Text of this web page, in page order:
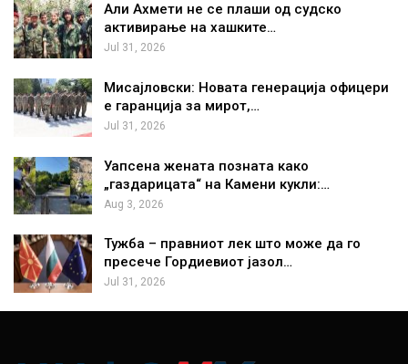
Али Ахмети не се плаши од судско
активирање на хашките…
Jul 31, 2026
Мисајловски: Новата генерација офицери
е гаранција за мирот,…
Jul 31, 2026
Уапсена жената позната како
„газдарицата“ на Камени кукли:…
Aug 3, 2026
Тужба – правниот лек што може да го
пресече Гордиевиот јазол…
Jul 31, 2026